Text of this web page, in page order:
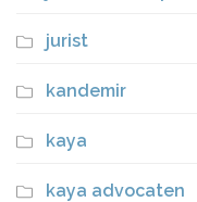
jurist
kandemir
kaya
kaya advocaten